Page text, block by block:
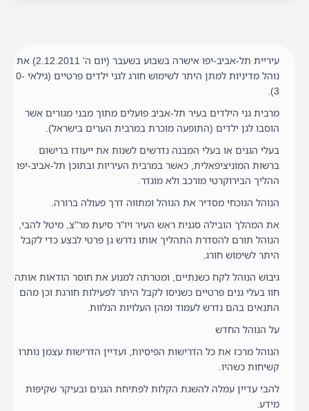
עיריית תל-אביב-יפו אישרה בשבוע בשעבר (יום ה' 2.12.2011) את
נוהל מדיניות למתן היתר לשימוש חורג לגני ילדים פרטיים (גילאי 0-
3).
מרבית גני הילדים בעיר תל-אביב פועלים מתוך מבני מגורים אשר
הוסבו לגן ילדים (התופעה מוכרת במרבית הערים בישראל).
בעלי הגנים או בעלי המבנה נדרשים לשנות את ייעודו ברישום
ברשות המוניציפאלית, כאשר במרבית העיריות ובתוכן תל-אביב-יפו
ההליך הבירוקרטי מורכב ולא מוגדר.
הנוהל הנוכחי מסדיר את הנוהל ומתווה דרך פעולה ברורה.
את המהלך הובילה סגנית ראש העיר ויו"ר סיעת מר"צ, מיטל להבי,
הנוהל תורם להסדרת התהליך אותו נדרש גן פרטי לבצע כדי לקבל
היתר לשימוש חורג.
גיבוש הנוהל לקח כשנתיים, ומטרתה למנוע את חוסר הודאות אותה
חוו בעלי גנים פרטיים כשניסו לקבל היתר לפעילות חורגת וכן מהם
התנאים בהם נדרש לעמוד ומהן העלויות הנלוות.
על הנוהל החדש
הנוהל מרכז את כל הדרישות הפיסיות, ועדיין הדרישות עצמן נותרו
קשיחות כשהיו.
להבי עדיין עמלה להשגת הקלות לפתיחת הגנים ובעיקר שקיפות
מידע.